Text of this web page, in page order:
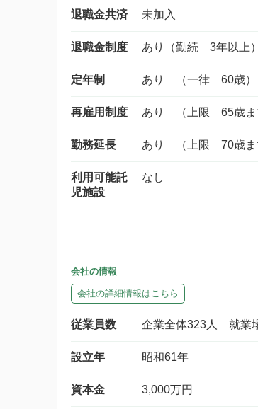
退職金共済 未加入
退職金制度 あり（勤続 3年以上）
定年制 あり （一律 60歳）
再雇用制度 あり （上限 65歳ま
勤務延長 あり （上限 70歳ま
利用可能託
児施設
なし
会社の情報
会社の詳細情報はこちら
従業員数 企業全体323人 就業
設立年 昭和61年
資本金 3,000万円